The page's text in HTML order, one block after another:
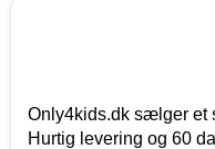
Only4kids.dk sælger et
Hurtig levering og 60